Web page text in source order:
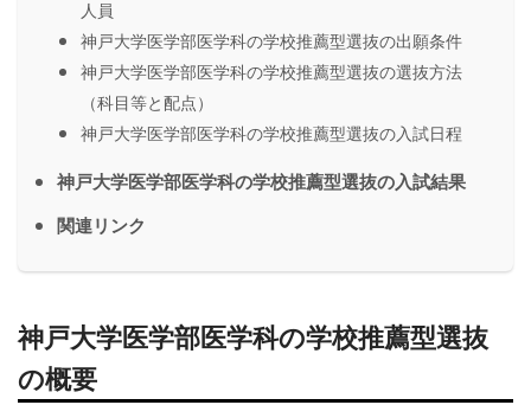
人員
神戸大学医学部医学科の学校推薦型選抜の出願条件
神戸大学医学部医学科の学校推薦型選抜の選抜方法
（科目等と配点）
神戸大学医学部医学科の学校推薦型選抜の入試日程
神戸大学医学部医学科の学校推薦型選抜の入試結果
関連リンク
神戸大学医学部医学科の学校推薦型選抜
の概要